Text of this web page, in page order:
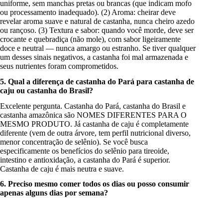
uniforme, sem manchas pretas ou brancas (que indicam mofo
ou processamento inadequado). (2) Aroma: cheirar deve
revelar aroma suave e natural de castanha, nunca cheiro azedo
ou rançoso. (3) Textura e sabor: quando você morde, deve ser
crocante e quebradiça (não mole), com sabor ligeiramente
doce e neutral — nunca amargo ou estranho. Se tiver qualquer
um desses sinais negativos, a castanha foi mal armazenada e
seus nutrientes foram comprometidos.
5. Qual a diferença de castanha do Pará para castanha de
caju ou castanha do Brasil?
Excelente pergunta. Castanha do Pará, castanha do Brasil e
castanha amazônica são NOMES DIFERENTES PARA O
MESMO PRODUTO. Já castanha de caju é completamente
diferente (vem de outra árvore, tem perfil nutricional diverso,
menor concentração de selênio). Se você busca
especificamente os benefícios do selênio para tireoide,
intestino e antioxidação, a castanha do Pará é superior.
Castanha de caju é mais neutra e suave.
6. Preciso mesmo comer todos os dias ou posso consumir
apenas alguns dias por semana?